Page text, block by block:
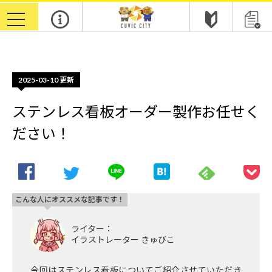
toggle
navigation
2025-03-10更新
ステンレス看板オーダー製作お任せく
ださい！
ライター：
イラストレーター きゅびこ
今回はステンレス看板についてご紹介させていただき
こんな人にオススメな記事です！